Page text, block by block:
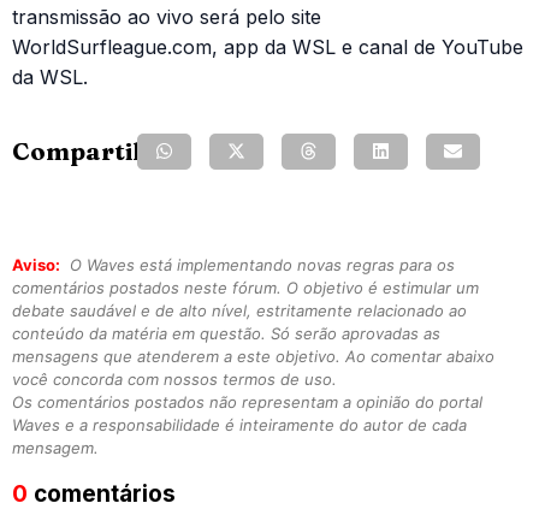
transmissão ao vivo será pelo site
WorldSurfleague.com, app da WSL e canal de YouTube
da WSL.
Compartilhe:
Aviso:
O Waves está implementando novas regras para os
comentários postados neste fórum. O objetivo é estimular um
debate saudável e de alto nível, estritamente relacionado ao
conteúdo da matéria em questão. Só serão aprovadas as
mensagens que atenderem a este objetivo. Ao comentar abaixo
você concorda com nossos termos de uso.
Os comentários postados não representam a opinião do portal
Waves e a responsabilidade é inteiramente do autor de cada
mensagem.
0 comentários